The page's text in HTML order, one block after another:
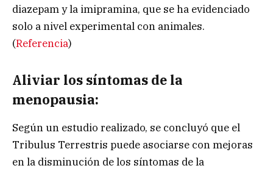
diazepam y la imipramina, que se ha evidenciado
solo a nivel experimental con animales.
(Referencia)
Aliviar los síntomas de la
menopausia:
Según un estudio realizado, se concluyó que el
Tribulus Terrestris puede asociarse con mejoras
en la disminución de los síntomas de la